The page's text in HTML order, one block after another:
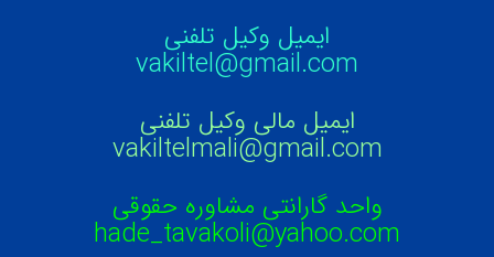
تبانی در معاملات دولتی
شکایت از آلودگی صوتی
وکیل کیفری آنلاین
مشاوره حقوقی تخریب
ایمیل وکیل تلفنی
vakiltel@gmail.com
ایمیل مالی وکیل تلفنی
vakiltelmali@gmail.com
واحد گارانتی مشاوره حقوقی
hade_tavakoli@yahoo.com